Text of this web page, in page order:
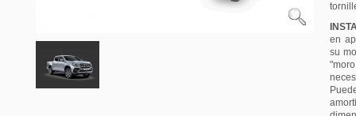
en
su